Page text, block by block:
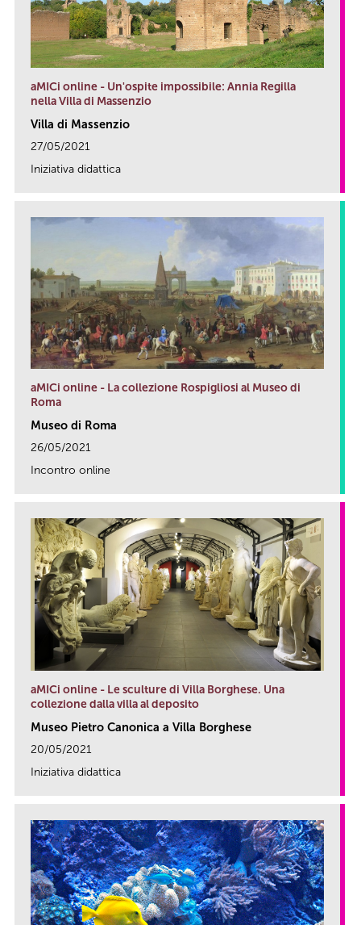
aMICi online - Un'ospite impossibile: Annia Regilla
nella Villa di Massenzio
Villa di Massenzio
27/05/2021
Iniziativa didattica
aMICi online - La collezione Rospigliosi al Museo di
Roma
Museo di Roma
26/05/2021
Incontro online
aMICi online - Le sculture di Villa Borghese. Una
collezione dalla villa al deposito
Museo Pietro Canonica a Villa Borghese
20/05/2021
Iniziativa didattica